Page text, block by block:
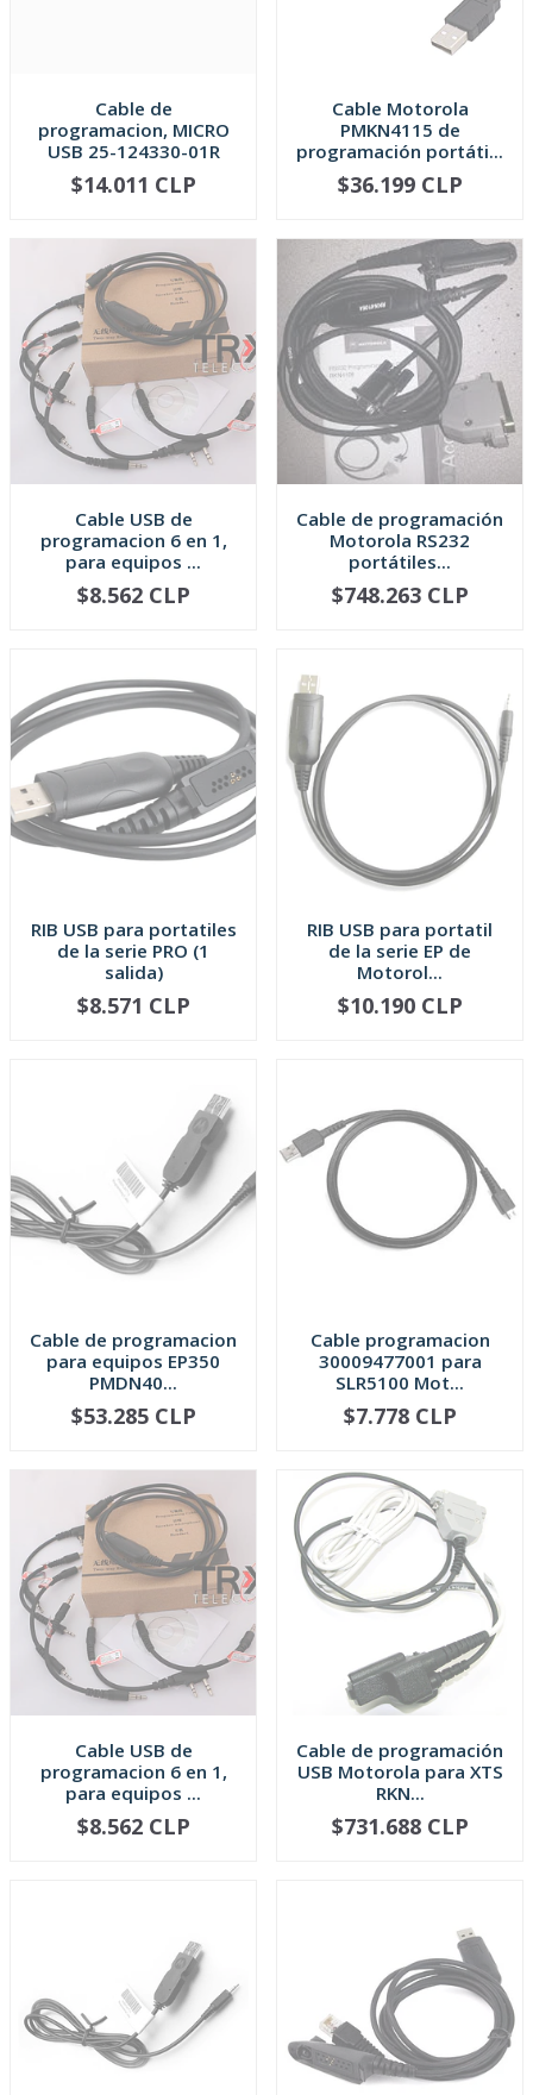
Cable de
programacion, MICRO
USB 25-124330-01R
AGOTADO
$14.011 CLP
Cable Motorola
PMKN4115 de
programación portáti...
AGOTADO
$36.199 CLP
Cable USB de
programacion 6 en 1,
para equipos ...
AGOTADO
$8.562 CLP
Cable de programación
Motorola RS232
portátiles...
AGOTADO
$748.263 CLP
RIB USB para portatiles
de la serie PRO (1
salida)
AGOTADO
$8.571 CLP
RIB USB para portatil
de la serie EP de
Motorol...
AGOTADO
$10.190 CLP
Cable de programacion
para equipos EP350
PMDN40...
AGOTADO
$53.285 CLP
Cable programacion
30009477001 para
SLR5100 Mot...
AGOTADO
$7.778 CLP
Cable USB de
programacion 6 en 1,
para equipos ...
AGOTADO
$8.562 CLP
Cable de programación
USB Motorola para XTS
RKN...
AGOTADO
$731.688 CLP